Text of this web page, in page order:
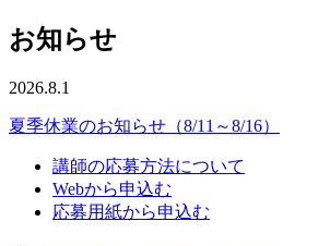
お知らせ
2026.8.1
夏季休業のお知らせ（8/11～8/16）
講師の応募方法について
Webから申込む
応募用紙から申込む